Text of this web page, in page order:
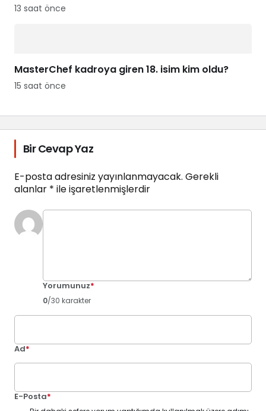
13 saat önce
MasterChef kadroya giren 18. isim kim oldu?
15 saat önce
Bir Cevap Yaz
E-posta adresiniz yayınlanmayacak. Gerekli
alanlar * ile işaretlenmişlerdir
Yorumunuz*
0/30 karakter
Ad*
E-Posta*